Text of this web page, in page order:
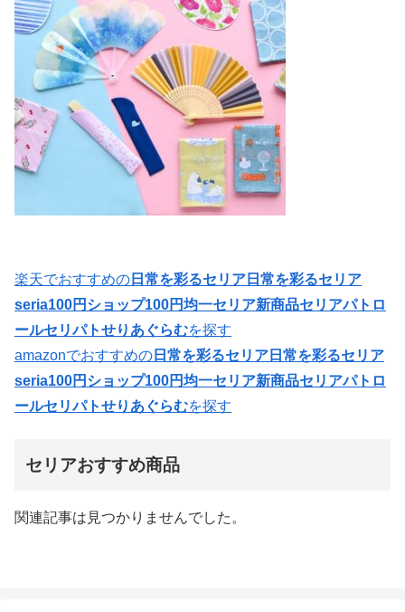
楽天でおすすめの 日常を彩るセリア日常を彩るセリア
seria100円ショップ100円均一セリア新商品セリアパトロ
ールセリパトせりあぐらむを探す
amazonでおすすめの 日常を彩るセリア日常を彩るセリア
seria100円ショップ100円均一セリア新商品セリアパトロ
ールセリパトせりあぐらむを探す
セリアおすすめ商品
関連記事は見つかりませんでした。